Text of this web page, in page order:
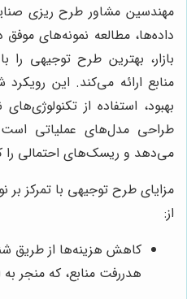
مهندسین مشاور طرح ریزی
داده‌ها، مطالعه نمونه‌های
بازار، بهترین طرح توجیهی را
منابع ارائه می‌کند. این
بهبود، استفاده از
طراحی مدل‌های عملیاتی است
می‌دهد و ریسک‌های احتمالی
مزایای طرح توجیهی با تمرکز بر
از:
کاهش هزینه‌ها از طریق
هدررفت منابع، که منجر